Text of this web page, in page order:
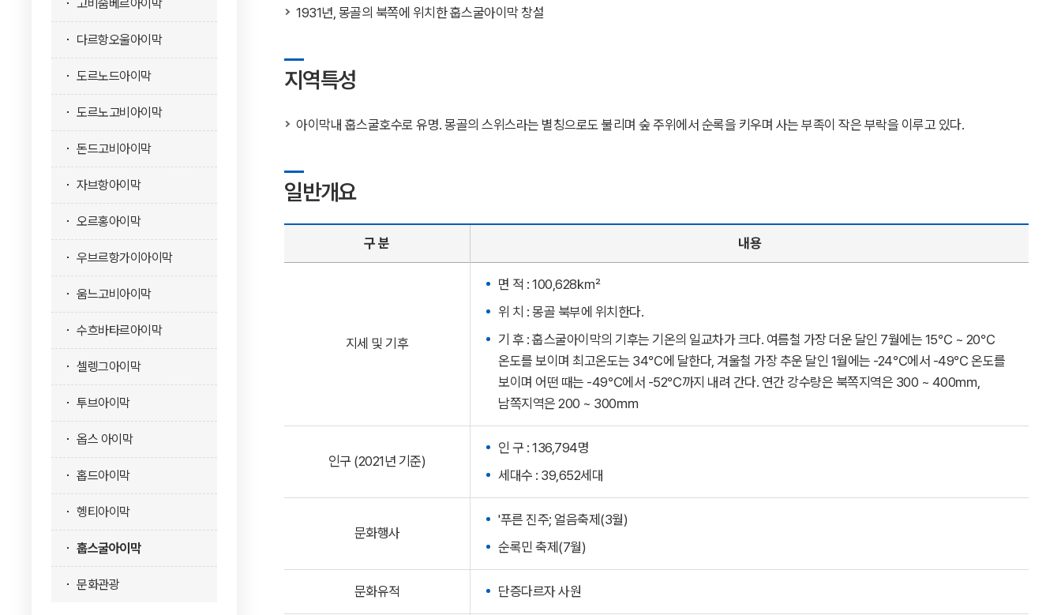
고비숨베르아이막
다르항오울아이막
도르노드아이막
도르노고비아이막
돈드고비아이막
자브항아이막
오르홍아이막
우브르항가이아이막
움느고비아이막
수흐바타르아이막
셀렝그아이막
투브아이막
옵스 아이막
홉드아이막
헹티아이막
훕스굴아이막
문화관광
1931년, 몽골의 북쪽에 위치한훕스굴아이막창설
지역특성
아이막내 훕스굴호수로 유명. 몽골의 스위스라는 별칭으로도 불리며 숲 주위에서 순록을 키우며 사는 부족이 작은 부락을 이루고 있다.
일반개요
구 분 내용
지세 및 기후
면 적 : 100,628㎢
위 치 : 몽골 북부에 위치한다.
기 후 : 훕스굴아이막의 기후는 기온의 일교차가 크다. 여름철 가장 더운 달인 7월에는 15℃ ~ 20℃
온도를 보이며 최고온도는 34℃에 달한다, 겨울철 가장 추운 달인 1월에는 -24℃에서 -49℃ 온도를
보이며 어떤 때는 -49℃에서 -52℃까지 내려 간다. 연간 강수량은 북쪽지역은 300 ~ 400㎜,
남쪽지역은 200 ~ 300㎜
인구 (2021년 기준)
인 구 : 136,794명
세대수 : 39,652세대
문화행사
'푸른 진주; 얼음축제(3월)
순록민 축제(7월)
문화유적 단증다르자 사원